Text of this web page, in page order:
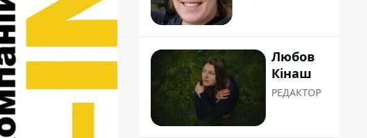
Любов
Кінаш
РЕДАКТОР